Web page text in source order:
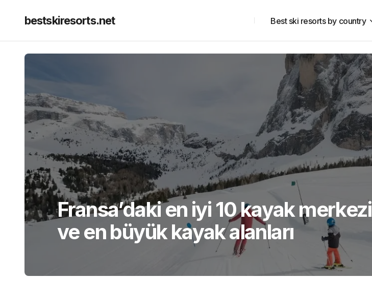
bestskiresorts.net Best ski resorts by country
Fransa’daki en iyi 10 kayak merkezi
ve en büyük kayak alanları